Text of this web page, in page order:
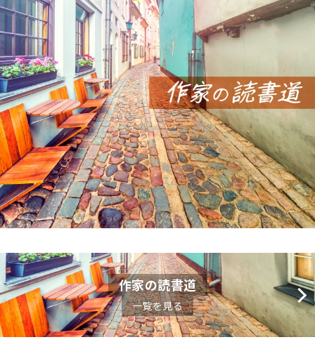
作家の読書道
一覧を見る